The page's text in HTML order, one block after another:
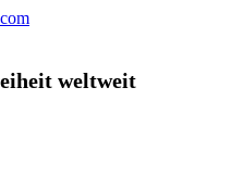
weltweit